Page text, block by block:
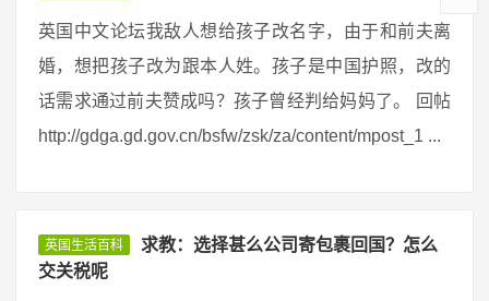
英国中文论坛我敌人想给孩子改名字，由于和前夫离
婚，想把孩子改为跟本人姓。孩子是中国护照，改的
话需求通过前夫赞成吗？孩子曾经判给妈妈了。 回帖
http://gdga.gd.gov.cn/bsfw/zsk/za/content/mpost_1 ...
英国生活百科
求教：选择甚么公司寄包裹回国？怎么
交关税呢